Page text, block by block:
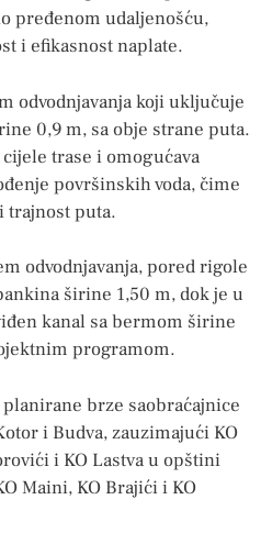
pređenom udaljenošću,
i efikasnost naplate.
odvodnjavanja koji uključuje
0,9 m, sa obje strane puta.
trase i omogućava
površinskih voda, čime
trajnost puta.
odvodnjavanja, pored rigole
širine 1,50 m, dok je u
kanal sa bermom širine
programom.
planirane brze saobraćajnice
i Budva, zauzimajući KO
i KO Lastva u opštini
Maini, KO Brajići i KO